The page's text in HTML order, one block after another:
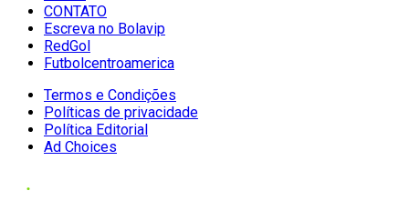
CONTATO
Escreva no Bolavip
RedGol
Futbolcentroamerica
Termos e Condições
Políticas de privacidade
Política Editorial
Ad Choices